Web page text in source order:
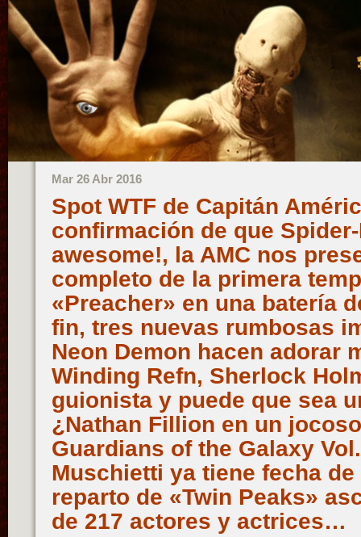
Mar 26 Abr 2016
Spot WTF de Capitán
confirmación de que
awesome!, la AMC nos
completo de la primera
«Preacher» en una batería
fin, tres nuevas rumbosas
Neon Demon hacen adorar
Winding Refn, Sherlock
guionista y puede que sea
¿Nathan Fillion en un
Guardians of the Galaxy
Muschietti ya tiene fecha
reparto de «Twin Peaks»
de 217 actores y actrices…